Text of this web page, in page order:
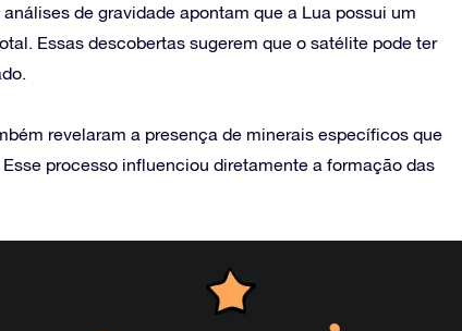
de gravidade apontam que a Lua possui um
Essas descobertas sugerem que o satélite pode ter
revelaram a presença de minerais específicos que
processo influenciou diretamente a formação das